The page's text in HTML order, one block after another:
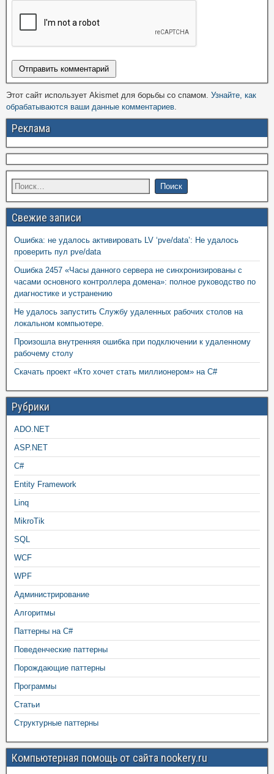
Этот сайт использует Akismet для борьбы со спамом. Узнайте, как
обрабатываются ваши данные комментариев
Реклама
Свежие записи
Ошибка: не удалось активировать LV ‘pve/data’: Не удалось
проверить пул pve/data
Ошибка 2457 «Часы данного сервера не синхронизированы с
часами основного контроллера домена»: полное руководство по
диагностике и устранению
Не удалось запустить Службу удаленных рабочих столов на
локальном компьютере.
Произошла внутренняя ошибка при подключении к удаленному
рабочему столу
Скачать проект «Кто хочет стать миллионером» на C#
Рубрики
ADO.NET
ASP.NET
C#
Entity Framework
Linq
MikroTik
SQL
WCF
WPF
Администрирование
Алгоритмы
Паттерны на C#
Поведенческие паттерны
Порождающие паттерны
Программы
Статьи
Структурные паттерны
Компьютерная помощь от сайта nookery.ru